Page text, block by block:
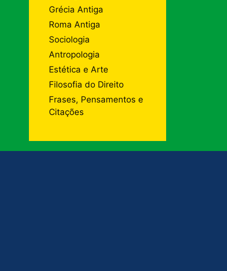
Grécia Antiga
Roma Antiga
Sociologia
Antropologia
Estética e Arte
Filosofia do Direito
Frases, Pensamentos e
Citações